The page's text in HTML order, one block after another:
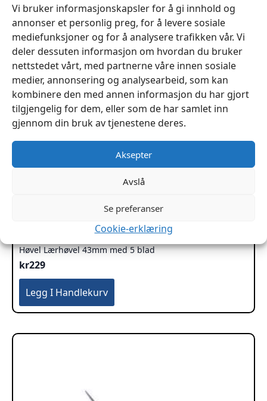
Vi bruker informasjonskapsler for å gi innhold og
annonser et personlig preg, for å levere sosiale
mediefunksjoner og for å analysere trafikken vår. Vi
deler dessuten informasjon om hvordan du bruker
nettstedet vårt, med partnerne våre innen sosiale
medier, annonsering og analysearbeid, som kan
kombinere den med annen informasjon du har gjort
tilgjengelig for dem, eller som de har samlet inn
gjennom din bruk av tjenestene deres.
Aksepter
Avslå
Se preferanser
Cookie-erklæring
Høvel Lærhøvel 43mm med 5 blad
kr229
Legg I Handlekurv